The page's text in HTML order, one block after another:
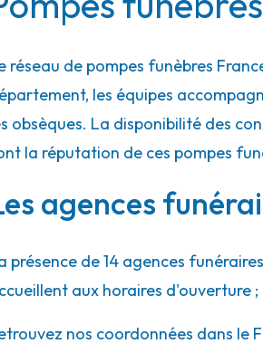
02 98 33 02 91
A votre écoute 24h/24 7j/7
Plouguerneau
02 98 04 00 22
A votre écoute 24h/24 7j/7
réseau de pompes funèbres
les équipes
obsèques. La disponibilité des
la réputation de ces pompes
agences
présence de 14 agences
aux horaires d'ouverture
nos coordonnées dans le